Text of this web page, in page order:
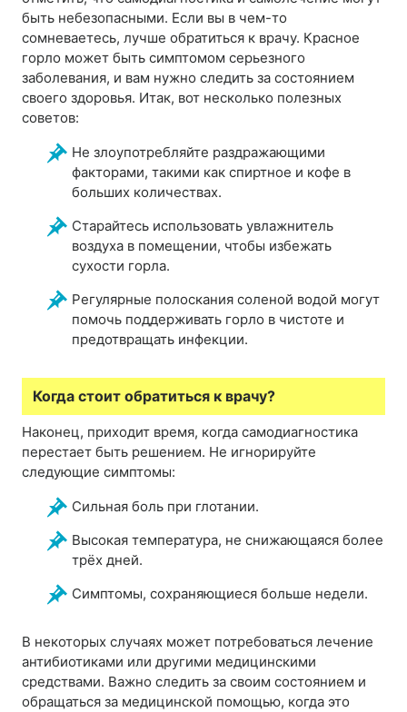
быть небезопасными. Если вы в чем-то
сомневаетесь, лучше обратиться к врачу. Красное
горло может быть симптомом серьезного
заболевания, и вам нужно следить за состоянием
своего здоровья. Итак, вот несколько полезных
советов:
Не злоупотребляйте раздражающими
факторами, такими как спиртное и кофе в
больших количествах.
Старайтесь использовать увлажнитель
воздуха в помещении, чтобы избежать
сухости горла.
Регулярные полоскания соленой водой могут
помочь поддерживать горло в чистоте и
предотвращать инфекции.
Когда стоит обратиться к врачу?
Наконец, приходит время, когда самодиагностика
перестает быть решением. Не игнорируйте
следующие симптомы:
Сильная боль при глотании.
Высокая температура, не снижающаяся более
трёх дней.
Симптомы, сохраняющиеся больше недели.
В некоторых случаях может потребоваться лечение
антибиотиками или другими медицинскими
средствами. Важно следить за своим состоянием и
обращаться за медицинской помощью, когда это